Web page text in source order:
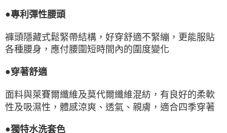
●專利彈性腰頭
褲頭隱藏式鬆緊帶結構，好穿舒適不緊繃，更能服貼
各種腰身，應付腰圍短時間內的圍度變化
●穿著舒適
面料與萊賽爾纖維及莫代爾纖維混紡，有良好的柔軟
性及吸濕性，體感涼爽、透氣、親膚，適合四季穿著
●獨特水洗套色